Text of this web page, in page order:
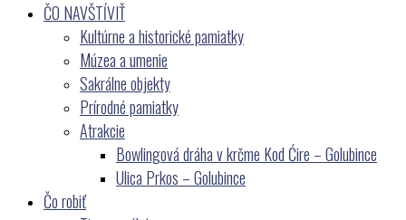
ČO NAVŠTĺVIŤ
Kultúrne a historické pamiatky
Múzea a umenie
Sakrálne objekty
Prírodné pamiatky
Atrakcie
Bowlingová dráha v krčme Kod Ćire – Golubince
Ulica Prkos – Golubince
Čo robiť